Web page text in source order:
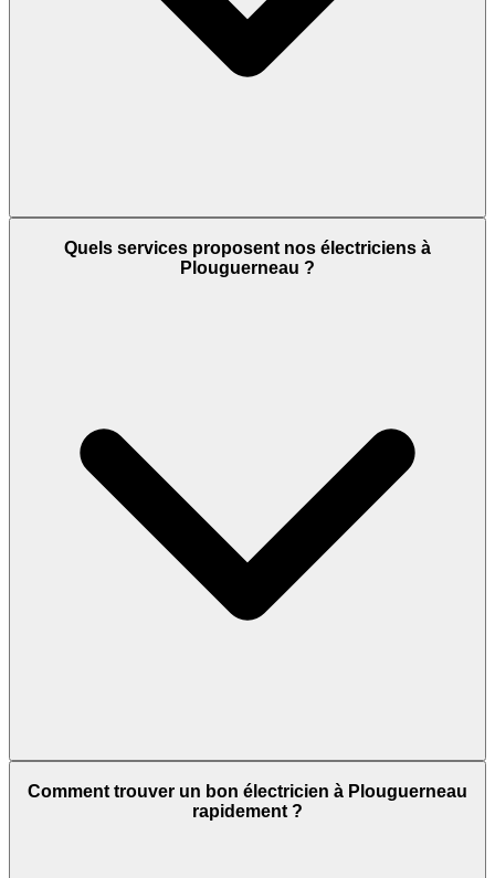
Quels services proposent nos électriciens à
Plouguerneau ?
Comment trouver un bon électricien à Plouguerneau
rapidement ?